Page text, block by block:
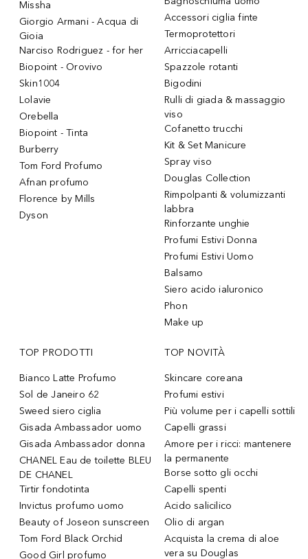
Missha
Giorgio Armani - Acqua di
Gioia
Narciso Rodriguez - for her
Biopoint - Orovivo
Skin1004
Lolavie
Orebella
Biopoint - Tinta
Burberry
Tom Ford Profumo
Afnan profumo
Florence by Mills
Dyson
Accessori ciglia finte
Termoprotettori
Arricciacapelli
Spazzole rotanti
Bigodini
Rulli di giada & massaggio
viso
Cofanetto trucchi
Kit & Set Manicure
Spray viso
Douglas Collection
Rimpolpanti & volumizzanti
labbra
Rinforzante unghie
Profumi Estivi Donna
Profumi Estivi Uomo
Balsamo
Siero acido ialuronico
Phon
Make up
TOP PRODOTTI
Bianco Latte Profumo
Sol de Janeiro 62
Sweed siero ciglia
Gisada Ambassador uomo
Gisada Ambassador donna
CHANEL Eau de toilette BLEU
DE CHANEL
Tirtir fondotinta
Invictus profumo uomo
Beauty of Joseon sunscreen
Tom Ford Black Orchid
Good Girl profumo
TOP NOVITÀ
Skincare coreana
Profumi estivi
Più volume per i capelli sottili
Capelli grassi
Amore per i ricci: mantenere
la permanente
Borse sotto gli occhi
Capelli spenti
Acido salicilico
Olio di argan
Acquista la crema di aloe
vera su Douglas